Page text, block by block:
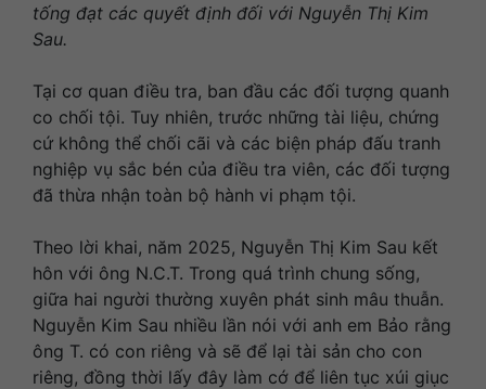
tống đạt các quyết định đối với Nguyễn Thị Kim
Sau.
Tại cơ quan điều tra, ban đầu các đối tượng quanh
co chối tội. Tuy nhiên, trước những tài liệu, chứng
cứ không thể chối cãi và các biện pháp đấu tranh
nghiệp vụ sắc bén của điều tra viên, các đối tượng
đã thừa nhận toàn bộ hành vi phạm tội.
Theo lời khai, năm 2025, Nguyễn Thị Kim Sau kết
hôn với ông N.C.T. Trong quá trình chung sống,
giữa hai người thường xuyên phát sinh mâu thuẫn.
Nguyễn Kim Sau nhiều lần nói với anh em Bảo rằng
ông T. có con riêng và sẽ để lại tài sản cho con
riêng, đồng thời lấy đây làm cớ để liên tục xúi giục